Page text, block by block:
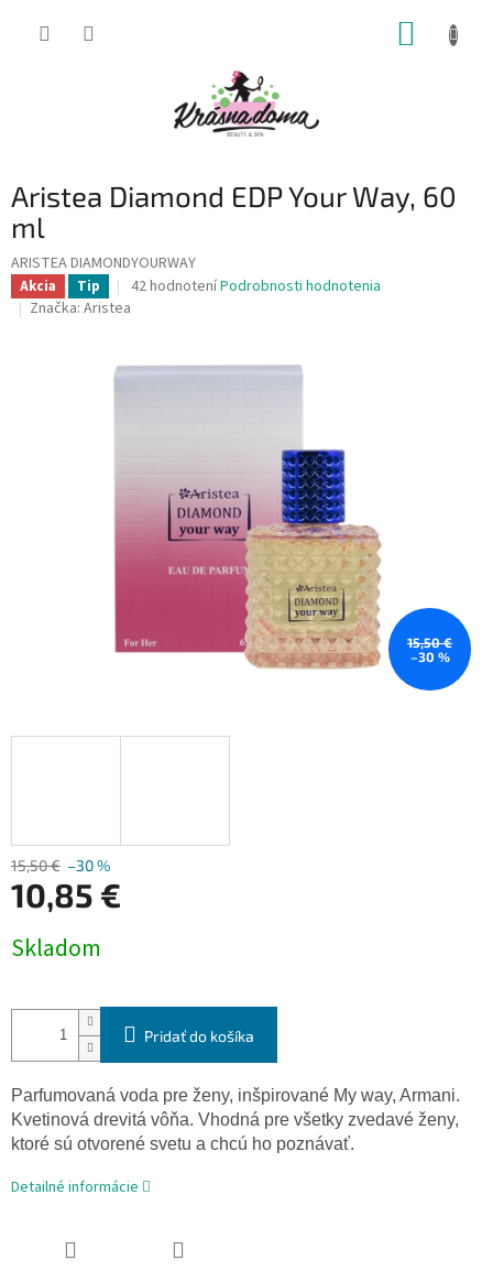
Aristea Diamond EDP Your Way, 60
ml
ARISTEA DIAMONDYOURWAY
Akcia Tip
Priemerné
hodnotenie
4,0
42 hodnoteníPodrobnosti hodnotenia
Značka: Aristea
15,50 €
–30 %
15,50 € –30 %
10,85 €
cena:
Skladom
Pridať do košíka
Parfumovaná voda pre ženy, inšpirované My way, Armani.
Kvetinová drevitá vôňa. Vhodná pre všetky zvedavé ženy,
ktoré sú otvorené svetu a chcú ho poznávať.
Detailné informácie